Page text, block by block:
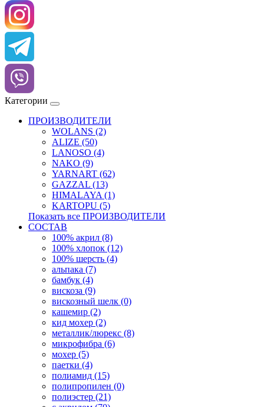
Категории
ПРОИЗВОДИТЕЛИ
WOLANS (2)
ALIZE (50)
LANOSO (4)
NAKO (9)
YARNART (62)
GAZZAL (13)
HIMALAYA (1)
KARTOPU (5)
Показать все ПРОИЗВОДИТЕЛИ
СОСТАВ
100% акрил (8)
100% хлопок (12)
100% шерсть (4)
альпака (7)
бамбук (4)
вискоза (9)
вискозный шелк (0)
кашемир (2)
кид мохер (2)
металлик/люрекс (8)
микрофибра (6)
мохер (5)
паетки (4)
полиамид (15)
полипропилен (0)
полиэстер (21)